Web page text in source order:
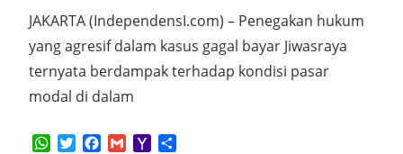
JAKARTA (IndependensI.com) – Penegakan hukum
yang agresif dalam kasus gagal bayar Jiwasraya
ternyata berdampak terhadap kondisi pasar
modal di dalam
WhatsApp
TwitterFacebook
GmailYahoo